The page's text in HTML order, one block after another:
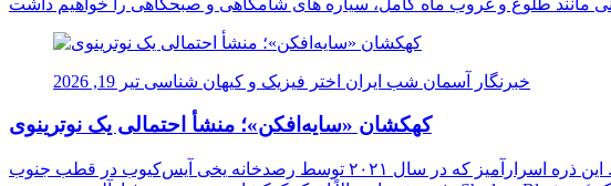
خبرنگار آسمان شب ایران اختر فیزیک و کیهان شناسی تیر 19, 2026
کهکشان «سایه‌افکن»؛ منشأ احتمالی یک نوترینوی
دانشمندان برای نخستین بار ممکن است منشأ یک نوترینوی فوق‌العاده پرانرژی را در اعماق کیهان شناسایی کرده باشند. این ذره اسرارآمیز که در سال ۲۰۲۱ توسط رصدخانه یخی آیس‌کیوب در قطب جنوب